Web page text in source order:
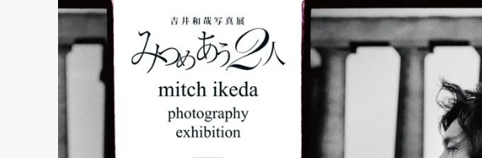
アート・写真 音楽
テクノロジー・ガジェット ゲーム・サービス開
映像・映画 書籍・雑誌出版
チャレンジ